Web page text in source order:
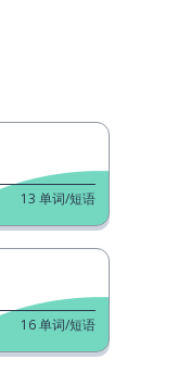
13 单词/短语
16单词/短语